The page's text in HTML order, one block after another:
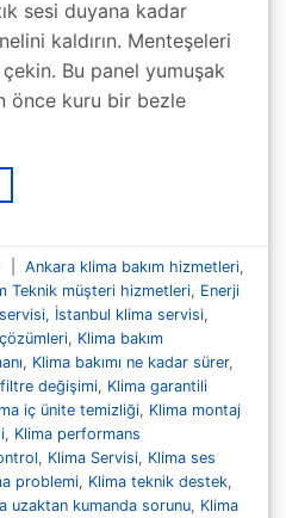
sesi duyana kadar
kaldırın. Menteşeleri
Bu panel yumuşak
önce kuru bir bezle
Ankara klima bakım hizmetleri,
Teknik müşteri hizmetleri, Enerji
, İstanbul klima servisi,
, Klima bakım
, Klima bakımı ne kadar sürer,
değişimi, Klima garantili
iç ünite temizliği, Klima montaj
, Klima performans
, Klima Servisi, Klima ses
problemi, Klima teknik destek,
uzaktan kumanda sorunu, Klima